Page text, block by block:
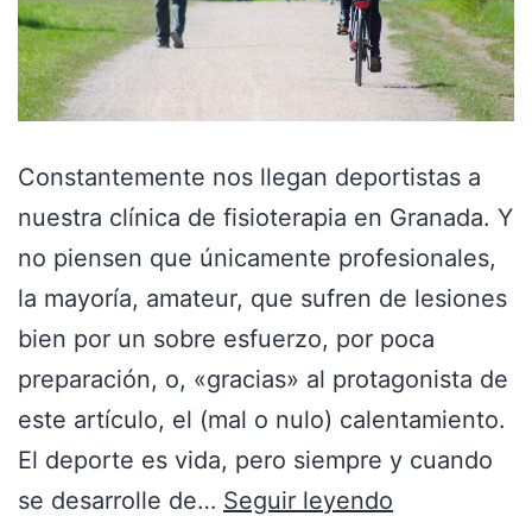
Constantemente nos llegan deportistas a
nuestra clínica de fisioterapia en Granada. Y
no piensen que únicamente profesionales,
la mayoría, amateur, que sufren de lesiones
bien por un sobre esfuerzo, por poca
preparación, o, «gracias» al protagonista de
este artículo, el (mal o nulo) calentamiento.
El deporte es vida, pero siempre y cuando
se desarrolle de… Seguir leyendo